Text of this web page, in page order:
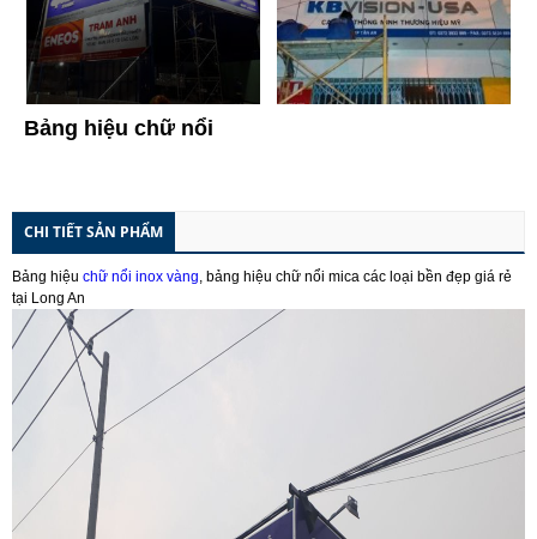
Bảng hiệu chữ nổi
CHI TIẾT SẢN PHẨM
Bảng hiệu chữ nổi inox vàng, bảng hiệu chữ nổi mica các loại bền đẹp giá rẻ
tại Long An